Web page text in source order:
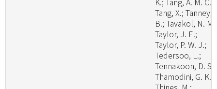
Tang, X.; Tanney,
B.; Tavakol, N. M.;
Taylor, J. E.;
Taylor, P. W. J.;
Tedersoo, L.;
Tennakoon, D. S.;
Thamodini, G. K.;